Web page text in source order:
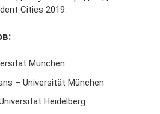
Cities 2019.
München
– Universität München
Heidelberg